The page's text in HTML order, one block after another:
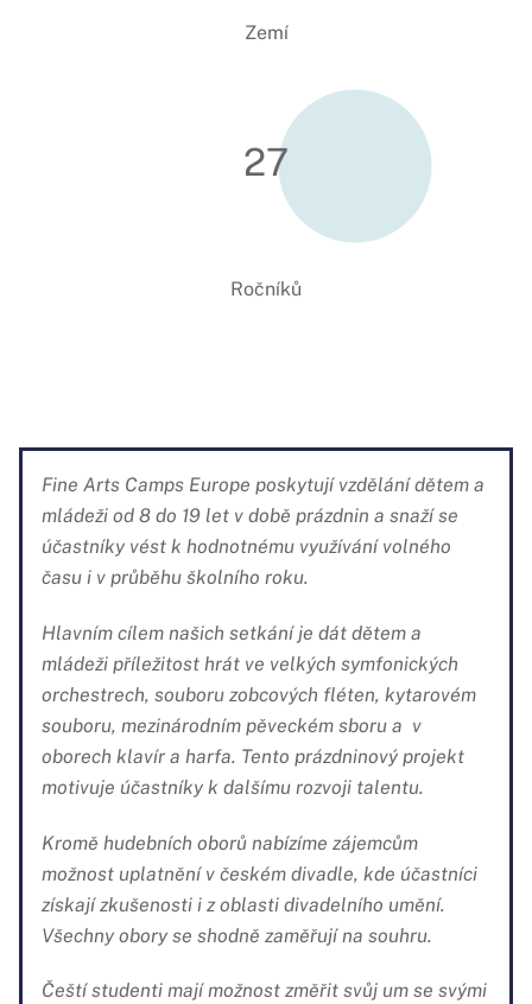
Zemí
27
Ročníků
Fine Arts Camps Europe poskytují vzdělání dětem a
mládeži od 8 do 19 let v době prázdnin a snaží se
účastníky vést k hodnotnému využívání volného
času i v průběhu školního roku.
Hlavním cílem našich setkání je dát dětem a
mládeži příležitost hrát ve velkých symfonických
orchestrech, souboru zobcových fléten, kytarovém
souboru, mezinárodním pěveckém sboru a v
oborech klavír a harfa. Tento prázdninový projekt
motivuje účastníky k dalšímu rozvoji talentu.
Kromě hudebních oborů nabízíme zájemcům
možnost uplatnění v českém divadle, kde účastníci
získají zkušenosti i z oblasti divadelního umění.
Všechny obory se shodně zaměřují na souhru.
Čeští studenti mají možnost změřit svůj um se svými